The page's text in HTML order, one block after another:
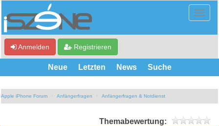
Anmelden Registrieren
Neue Letzten News Suche
Apple iPhone Forum Anfängerfragen Anfängerfragen & Notdienst
Themabewertung: